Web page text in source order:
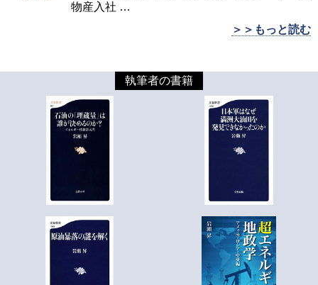
物産入社 …
＞＞もっと読む
執筆者の書籍